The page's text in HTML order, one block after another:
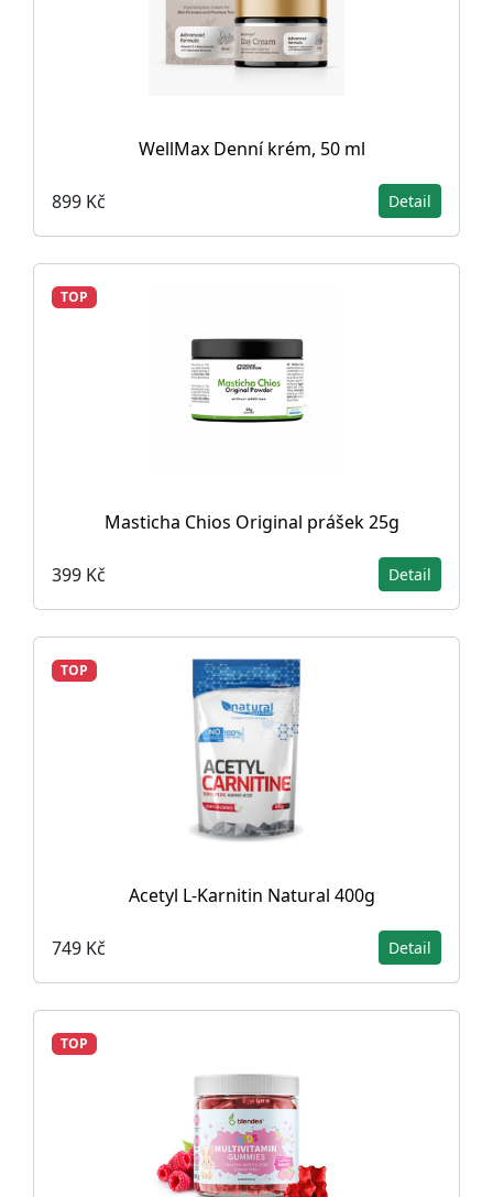
WellMax Denní krém, 50 ml
899 Kč Detail
TOP
Masticha Chios Original prášek 25g
399 Kč Detail
TOP
Acetyl L-Karnitin Natural 400g
749 Kč Detail
TOP